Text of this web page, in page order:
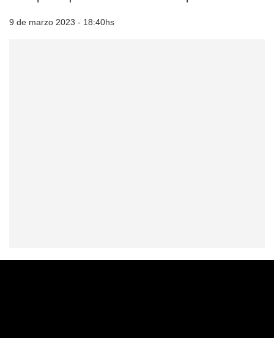
9 de marzo 2023 - 18:40hs